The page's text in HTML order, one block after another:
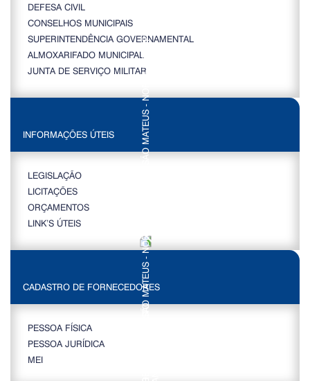
DEFESA CIVIL
CONSELHOS MUNICIPAIS
SUPERINTENDÊNCIA GOVERNAMENTAL
ALMOXARIFADO MUNICIPAL
JUNTA DE SERVIÇO MILITAR
INFORMAÇÕES ÚTEIS
LEGISLAÇÃO
LICITAÇÕES
ORÇAMENTOS
LINK’S ÚTEIS
CADASTRO DE FORNECEDORES
PESSOA FÍSICA
PESSOA JURÍDICA
MEI